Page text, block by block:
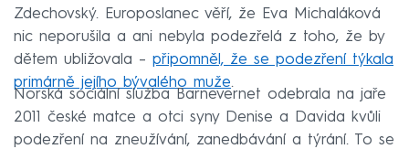
Zdechovský. Europoslanec věří, že Eva Michaláková
nic neporušila a ani nebyla podezřelá z toho, že by
dětem ubližovala – připomněl, že se podezření týkala
primárně jejího bývalého muže.
Norská sociální služba Barnevernet odebrala na jaře
2011 české matce a otci syny Denise a Davida kvůli
podezření na zneužívání, zanedbávání a týrání. To se